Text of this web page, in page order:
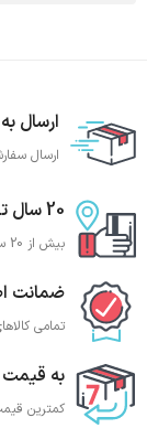
ارسال
ارسال
20 سال تجربه
بیش از 20 سال تجربه تجهیز باشگاه بدنسازی
ضمانت
تمامی
به قیمت
کمترین